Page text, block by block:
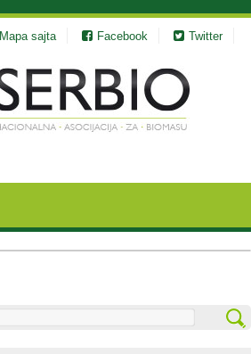
Mapa sajta Facebook Twitter